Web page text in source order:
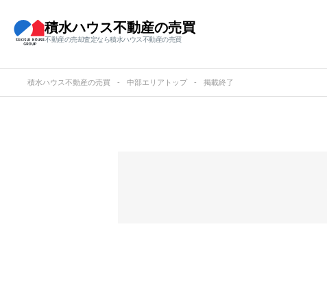
積水ハウス不動産の売買
不動産の売却査定なら積水ハウス不動産の売買
積水ハウス不動産の売買 中部エリアトップ 掲載終了